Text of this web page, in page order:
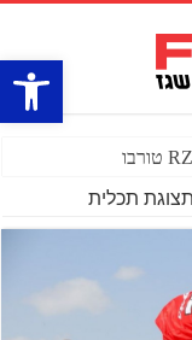
פתח
תכלית